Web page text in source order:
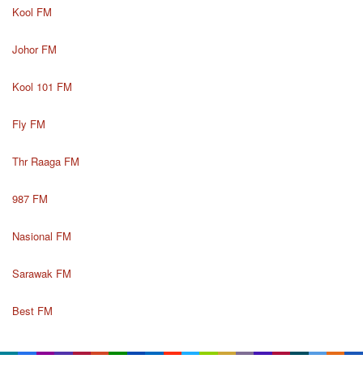
Kool FM
Johor FM
Kool 101 FM
Fly FM
Thr Raaga FM
987 FM
Nasional FM
Sarawak FM
Best FM